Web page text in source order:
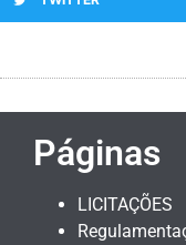
Páginas
LICITAÇÕES